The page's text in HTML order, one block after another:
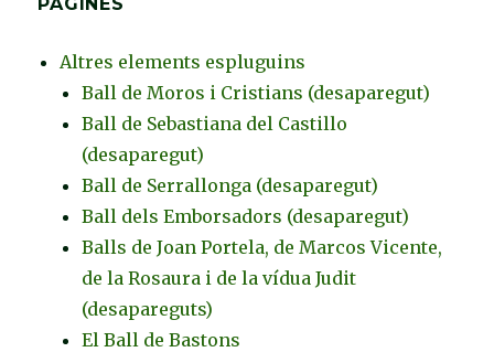
Altres elements espluguins
Ball de Moros i Cristians (desaparegut)
Ball de Sebastiana del Castillo
(desaparegut)
Ball de Serrallonga (desaparegut)
Ball dels Emborsadors (desaparegut)
Balls de Joan Portela, de Marcos Vicente,
de la Rosaura i de la vídua Judit
(desapareguts)
El Ball de Bastons